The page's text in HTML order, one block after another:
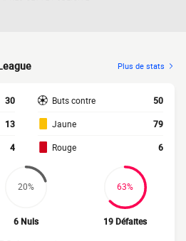
Plus de stats
30
13
4
Buts contre 50
Jaune 79
Rouge 6
20%
6 Nuls
63%
19 Défaites